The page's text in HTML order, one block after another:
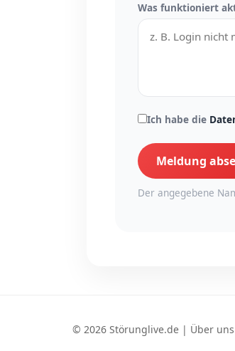
Was funktioniert
Ich habe die
Meldung
Der angegebene
© 2026 Störunglive.de | Über uns